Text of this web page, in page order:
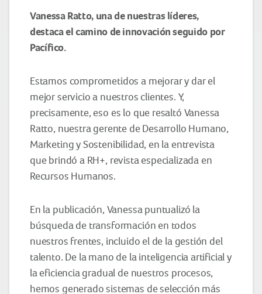
Vanessa Ratto, una de nuestras líderes,
destaca el camino de innovación seguido por
Pacífico.
Estamos comprometidos a mejorar y dar el
mejor servicio a nuestros clientes. Y,
precisamente, eso es lo que resaltó Vanessa
Ratto, nuestra gerente de Desarrollo Humano,
Marketing y Sostenibilidad, en la entrevista
que brindó a RH+, revista especializada en
Recursos Humanos.
En la publicación, Vanessa puntualizó la
búsqueda de transformación en todos
nuestros frentes, incluido el de la gestión del
talento. De la mano de la inteligencia artificial y
la eficiencia gradual de nuestros procesos,
hemos generado sistemas de selección más